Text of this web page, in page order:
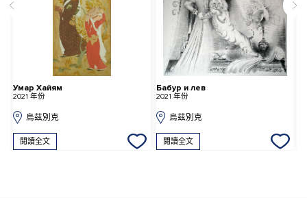
Умар Хайям
2021 年份
烏茲別克
閱讀全文
Бабур и лев
2021 年份
烏茲別克
閱讀全文